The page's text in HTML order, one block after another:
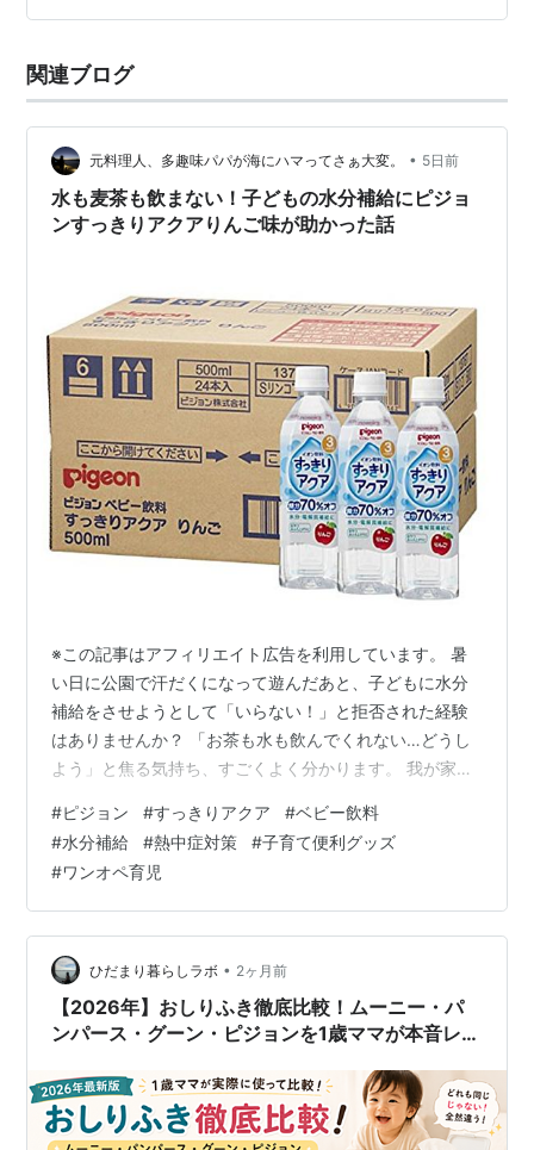
進化の系譜
て感じ…
関連ブログ
元料理人、多趣味パパが海にハマってさぁ大変。 • 5日前
水も麦茶も飲まない！子どもの水分補給にピジョ
ンすっきりアクアりんご味が助かった話
※この記事はアフィリエイト広告を利用しています。 暑
い日に公園で汗だくになって遊んだあと、子どもに水分
補給をさせようとして「いらない！」と拒否された経験
はありませんか？ 「お茶も水も飲んでくれない…どうし
よう」と焦る気持ち、すごくよく分かります。 我が家も
びっしょりで帰ってきたのに、マグを差し出すとフイッ
と横を向かれてしまい、本当に困り果てていたんです。
熱中症対策には水分を摂らせなきゃいけないのに、頑な
に口を開けてくれないあの絶望感。子育て中なら誰もが
一度は通る道だと思いませんか？ そんな我が家のピンチ
を何度も救ってくれたのが、ピジョンのベビ…
#ピジョン #すっきりアクア #ベビー飲料
#水分補給 #熱中症対策 #子育て便利グッズ
#ワンオペ育児
ひだまり暮らしラボ • 2ヶ月前
【2026年】おしりふき徹底比較！ムーニー・パ
ンパース・グーン・ピジョンを1歳ママが本音レビ